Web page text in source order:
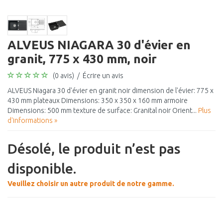
ALVEUS NIAGARA 30 d'évier en
granit, 775 x 430 mm, noir
(0 avis) / Écrire un avis
ALVEUS Niagara 30 d'évier en granit noir dimension de l'évier: 775 x
430 mm plateaux Dimensions: 350 x 350 x 160 mm armoire
Dimensions: 500 mm texture de surface: Granital noir Orient... Plus
d'informations »
Désolé, le produit n’est pas
disponible.
Veuillez choisir un autre produit de notre gamme.